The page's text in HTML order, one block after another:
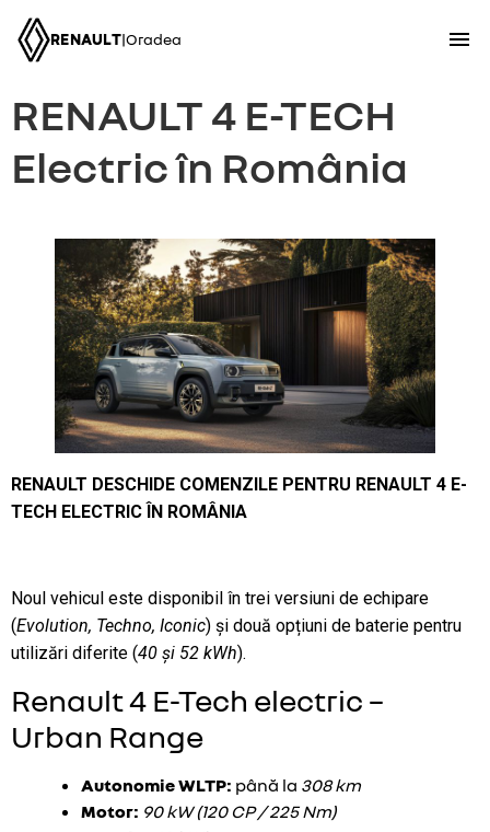
RENAULT|Oradea
RENAULT 4 E-TECH
Electric în România
RENAULT DESCHIDE COMENZILE PENTRU RENAULT 4 E-
TECH ELECTRIC ÎN ROMÂNIA
Noul vehicul este disponibil în trei versiuni de echipare
(Evolution, Techno, Iconic) și două opțiuni de baterie pentru
utilizări diferite (40 și 52 kWh).
Renault 4 E-Tech electric –
Urban Range
Autonomie WLTP: până la 308 km
Motor: 90 kW (120 CP / 225 Nm)